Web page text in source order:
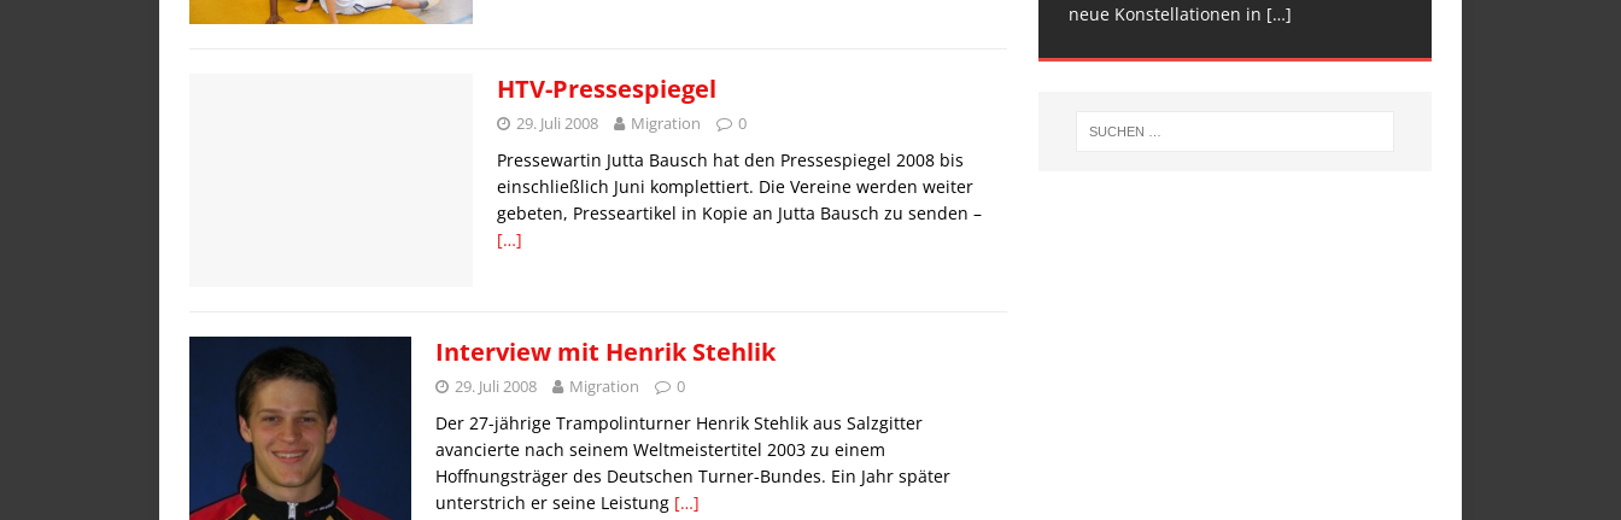
HTV-Pressespiegel
29. Juli 2008 Migration 0
Pressewartin Jutta Bausch hat den Pressespiegel 2008 bis
einschließlich Juni komplettiert. Die Vereine werden weiter
gebeten, Presseartikel in Kopie an Jutta Bausch zu senden –
[…]
Interview mit Henrik Stehlik
29. Juli 2008 Migration 0
Der 27-jährige Trampolinturner Henrik Stehlik aus Salzgitter
avancierte nach seinem Weltmeistertitel 2003 zu einem
Hoffnungsträger des Deutschen Turner-Bundes. Ein Jahr später
unterstrich er seine Leistung […]
neue Konstellationen in […]